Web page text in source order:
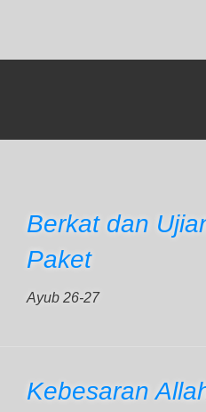
Berkat dan
Paket
Ayub 26-27
Kebesaran